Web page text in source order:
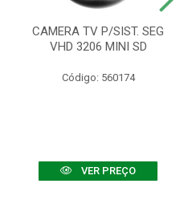
CAMERA TV P/SIST. SEG
VHD 3206 MINI SD
Código: 560174
VER PREÇO